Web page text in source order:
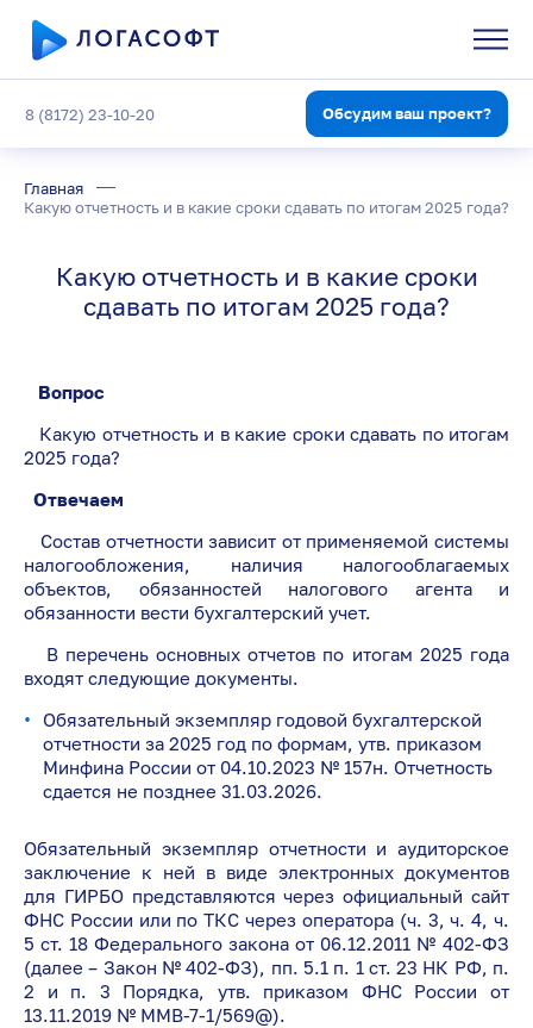
8 (8172) 23-10-20 Обсудим ваш проект?
Главная
Какую отчетность и в какие сроки сдавать по итогам 2025 года?
Какую отчетность и в какие сроки
сдавать по итогам 2025 года?
Вопрос
Какую отчетность и в какие сроки сдавать по итогам
2025 года?
Отвечаем
Состав отчетности зависит от применяемой системы
налогообложения, наличия налогооблагаемых
объектов, обязанностей налогового агента и
обязанности вести бухгалтерский учет.
В перечень основных отчетов по итогам 2025 года
входят следующие документы.
Обязательный экземпляр годовой бухгалтерской
отчетности за 2025 год по формам, утв. приказом
Минфина России от 04.10.2023 № 157н. Отчетность
сдается не позднее 31.03.2026.
Обязательный экземпляр отчетности и аудиторское
заключение к ней в виде электронных документов
для ГИРБО представляются через официальный сайт
ФНС России или по ТКС через оператора (ч. 3, ч. 4, ч.
5 ст. 18 Федерального закона от 06.12.2011 № 402-ФЗ
(далее – Закон № 402-ФЗ), пп. 5.1 п. 1 ст. 23 НК РФ, п.
2 и п. 3 Порядка, утв. приказом ФНС России от
13.11.2019 № ММВ-7-1/569@).